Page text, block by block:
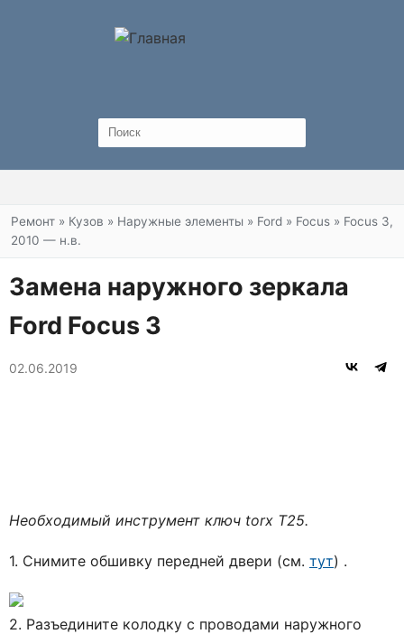
Вы здесь
Ремонт » Кузов » Наружные элементы » Ford » Focus » Focus 3,
2010 — н.в.
Замена наружного зеркала
Ford Focus 3
02.06.2019
Необходимый инструмент ключ torx Т25.
1. Снимите обшивку передней двери (см. тут) .
2. Разъедините колодку с проводами наружного